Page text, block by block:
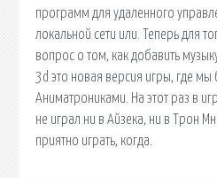
программ для удаленного
локальной сети или. Теперь для
вопрос о том, как добавить
3d это новая версия игры, где мы
Аниматрониками. На этот раз в
не играл ни в Айзека, ни в Трон
приятно играть, когда.